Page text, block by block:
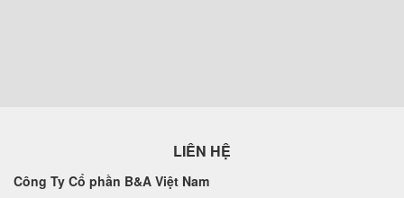
LIÊN HỆ
Công Ty Cổ phần B&A Việt Nam